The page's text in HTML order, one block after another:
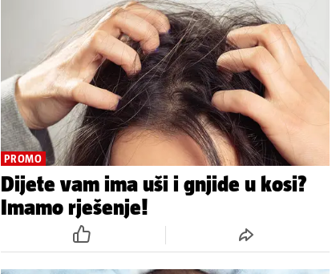
PROMO
Dijete vam ima uši i gnjide u kosi?
Imamo rješenje!